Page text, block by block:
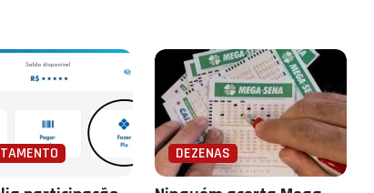
DEZENAS